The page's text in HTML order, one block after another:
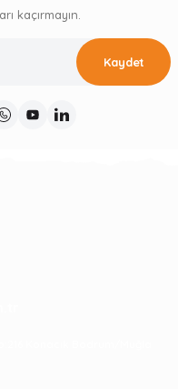
kaçırmayın.
Kaydet